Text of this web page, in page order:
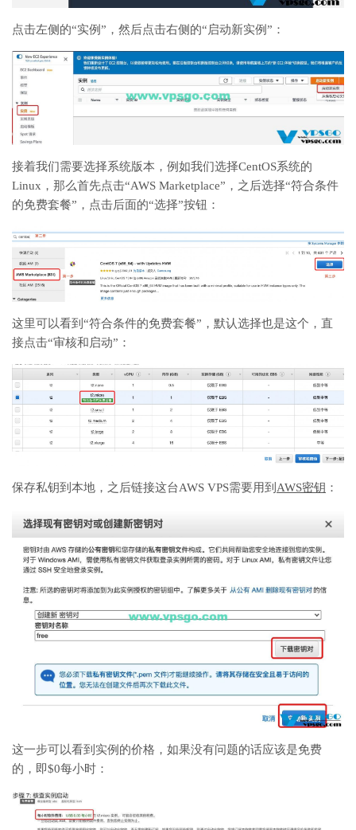
点击左侧的“实例”，然后点击右侧的“启动新实例”：
接着我们需要选择系统版本，例如我们选择CentOS系统的
Linux，那么首先点击“AWS Marketplace”，之后选择“符合条件
的免费套餐”，点击后面的“选择”按钮：
这里可以看到“符合条件的免费套餐”，默认选择也是这个，直
接点击“审核和启动”：
保存私钥到本地，之后链接这台AWS VPS需要用到 AWS密钥 ：
这一步可以看到实例的价格，如果没有问题的话应该是免费
的，即$0每小时：